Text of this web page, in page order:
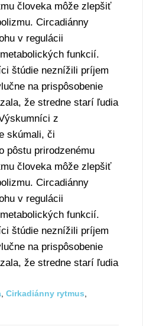
človeka môže zlepšiť
Circadiánny
v regulácii
funkcií.
štúdie neznížili príjem
na prispôsobenie
že stredne starí ľudia
z
skúmali, či
pôstu prirodzenému
človeka môže zlepšiť
Circadiánny
v regulácii
funkcií.
štúdie neznížili príjem
na prispôsobenie
že stredne starí ľudia
Cirkadiánny rytmus